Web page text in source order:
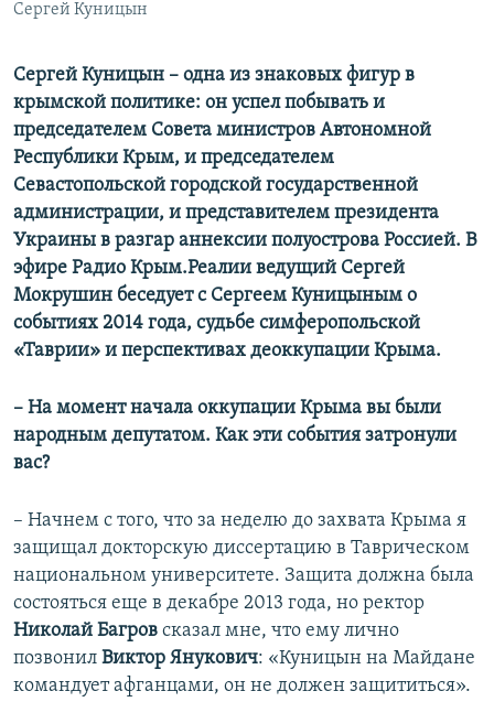
Сергей Куницын
Сергей Куницын – одна из знаковых фигур в
крымской политике: он успел побывать и
председателем Совета министров Автономной
Республики Крым, и председателем
Севастопольской городской государственной
администрации, и представителем президента
Украины в разгар аннексии полуострова Россией. В
эфире Радио Крым.Реалии ведущий Сергей
Мокрушин беседует с Сергеем Куницыным о
событиях 2014 года, судьбе симферопольской
«Таврии» и перспективах деоккупации Крыма.
– На момент начала оккупации Крыма вы были
народным депутатом. Как эти события затронули
вас?
– Начнем с того, что за неделю до захвата Крыма я
защищал докторскую диссертацию в Таврическом
национальном университете. Защита должна была
состояться еще в декабре 2013 года, но ректор
Николай Багров сказал мне, что ему лично
позвонил Виктор Янукович: «Куницын на Майдане
командует афганцами, он не должен защититься».